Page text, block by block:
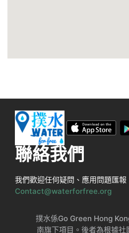
聯絡我們
我們歡迎任何疑問、應用問題匯報
Contact@waterforfree.org
撲水係Go Green Hong
南旗下項目。後者為根據